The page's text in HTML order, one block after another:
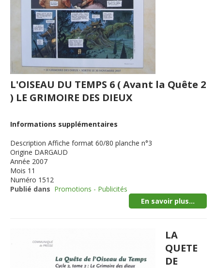
L'OISEAU DU TEMPS 6 ( Avant la Quête 2
) LE GRIMOIRE DES DIEUX
Informations supplémentaires
Description Affiche format 60/80 planche n°3
Origine DARGAUD
Année 2007
Mois 11
Numéro 1512
Publié dans Promotions - Publicités
En savoir plus...
LA
QUETE
DE